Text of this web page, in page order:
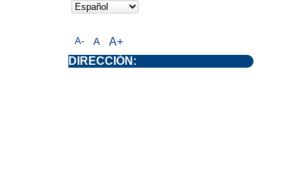
A- A A+
DIRECCIÓN: